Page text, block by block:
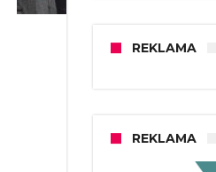
REKLAMA
REKLAMA